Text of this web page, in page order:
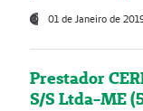
01 de Janeiro de
Prestador
S/S Ltda-ME